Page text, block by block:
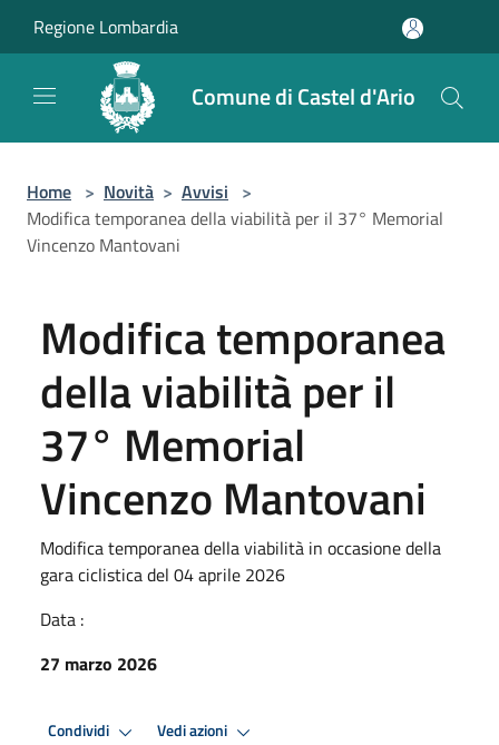
Regione Lombardia
Comune di Castel d'Ario
Home > Novità > Avvisi >
Modifica temporanea della viabilità per il 37° Memorial
Vincenzo Mantovani
Modifica temporanea
della viabilità per il
37° Memorial
Vincenzo Mantovani
Modifica temporanea della viabilità in occasione della
gara ciclistica del 04 aprile 2026
Data :
27 marzo 2026
Condividi Vedi azioni